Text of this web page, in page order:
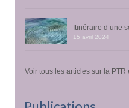
Itinéraire d’une
15 avril 2024
Voir tous les articles sur la PTR